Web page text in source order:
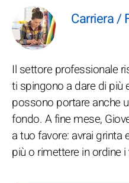
Carriera /
Il settore professionale
ti spingono a dare di più
possono portare anche
fondo. A fine mese,
a tuo favore: avrai grinta
più o rimettere in ordine